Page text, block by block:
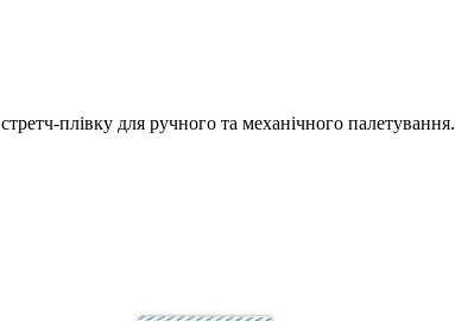
плівку для ручного та механічного палетування.